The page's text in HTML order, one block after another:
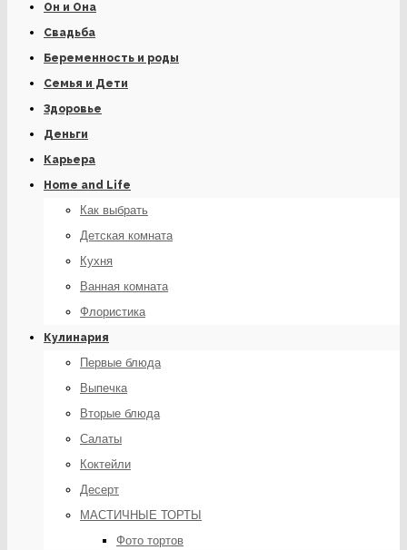
Он и Она
Свадьба
Беременность и роды
Семья и Дети
Здоровье
Деньги
Карьера
Home and Life
Как выбрать
Детская комната
Кухня
Ванная комната
Флористика
Кулинария
Первые блюда
Выпечка
Вторые блюда
Салаты
Коктейли
Десерт
МАСТИЧНЫЕ ТОРТЫ
Фото тортов